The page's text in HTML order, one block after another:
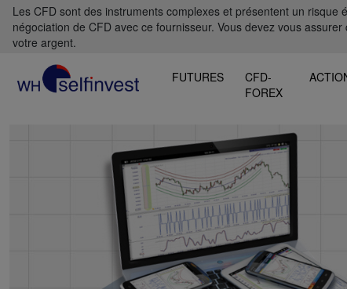
Les CFD sont des instruments complexes et présentent un
négociation de CFD avec ce fournisseur. Vous devez vous
votre argent.
FUTURES
CFD-
FOREX